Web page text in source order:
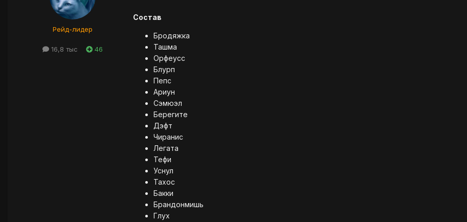
Рейд-лидер
16,8 тыс 46
Состав
Бродяжка
Ташма
Орфеусс
Блурп
Пепс
Ариун
Сэмюэл
Берегите
Дэфт
Чиранис
Легата
Тефи
Уснул
Тахос
Бакки
Брандонмишь
Глух